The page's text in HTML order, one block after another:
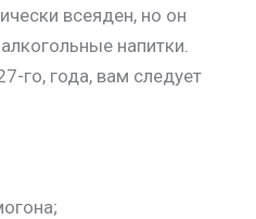
всеяден, но он
напитки.
го, года, вам следует